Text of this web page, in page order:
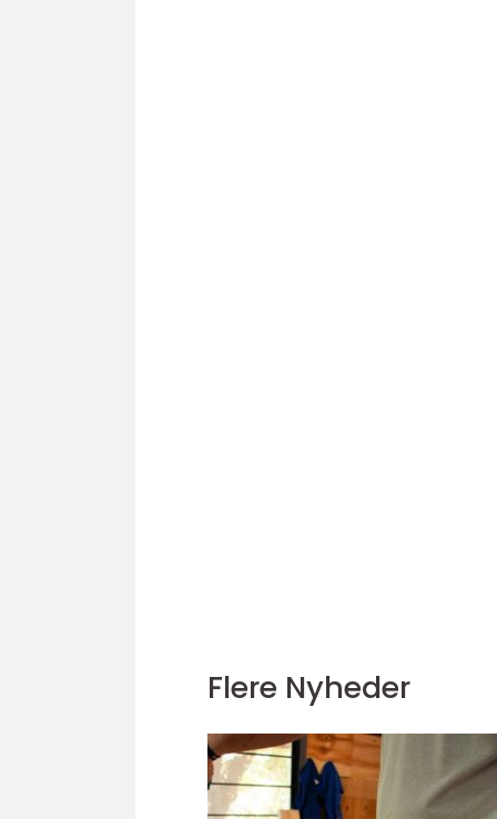
Flere Nyheder